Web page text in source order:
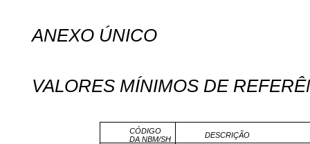
ANEXO ÚNICO
VALORES MÍNIMOS DE
CÓDIGO
DA NBM/SH
DESCRIÇÃO